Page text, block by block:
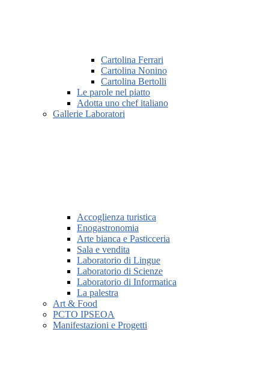
Cartolina Ferrari
Cartolina Nonino
Cartolina Bertolli
Le parole nel piatto
Adotta uno chef italiano
Gallerie Laboratori
Accoglienza turistica
Enogastronomia
Arte bianca e Pasticceria
Sala e vendita
Laboratorio di Lingue
Laboratorio di Scienze
Laboratorio di Informatica
La palestra
Art & Food
PCTO IPSEOA
Manifestazioni e Progetti